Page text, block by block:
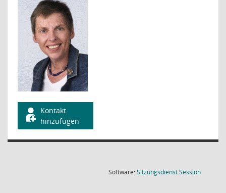
Kontakt
hinzufügen
Software:SitzungsdienstSession(Wird in